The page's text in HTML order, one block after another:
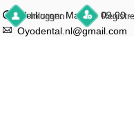
Inloggen
Werkuren: Ma.–vr. 09:00
Oyodental.nl@gmail.com